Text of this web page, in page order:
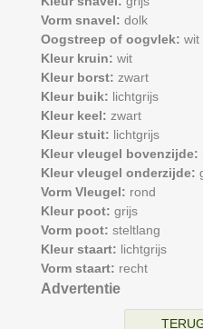
Vorm snavel: dolk
Oogstreep of oogvlek: wit
Kleur kruin: wit
Kleur borst: zwart
Kleur buik: lichtgrijs
Kleur keel: zwart
Kleur stuit: lichtgrijs
Kleur vleugel bovenzijde:
Kleur vleugel onderzijde:
Vorm Vleugel: rond
Kleur poot: grijs
Vorm poot: steltlang
Kleur staart: lichtgrijs
Vorm staart: recht
Advertentie